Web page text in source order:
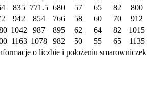
835 771.5 680 57 65 82
800
942 854 766 58 60 70
912
1042 987 895 62 64 82
1015
1163 1078 982 50 55 65
1135
o liczbie i położeniu